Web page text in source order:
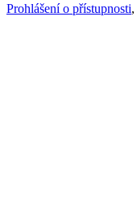
Prohlášení o přístupnosti,